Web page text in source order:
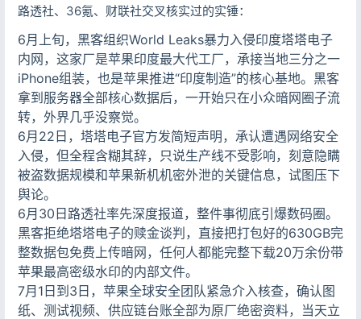
路透社、36氪、财联社交叉核实过的实锤：
6月上旬，黑客组织World Leaks暴力入侵印度塔塔电子
内网，这家厂是苹果印度最大代工厂，承接当地三分之一
iPhone组装，也是苹果推进“印度制造”的核心基地。黑客
拿到服务器全部核心数据后，一开始只在小众暗网圈子流
转，外界几乎没察觉。
6月22日，塔塔电子官方发简短声明，承认遭遇网络安全
入侵，但全程含糊其辞，只说生产线不受影响，刻意隐瞒
被盗数据规模和苹果新机机密外泄的关键信息，试图压下
舆论。
6月30日路透社率先深度报道，整件事彻底引爆数码圈。
黑客拒绝塔塔电子的赎金谈判，直接把打包好的630GB完
整数据包免费上传暗网，任何人都能完整下载20万余份带
苹果最高密级水印的内部文件。
7月1日到3日，苹果全球安全团队紧急介入核查，确认图
纸、测试视频、供应链台账全部为原厂绝密资料，当天立